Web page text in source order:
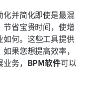
化并简化即使是最混
省宝贵时间，使增
何。这些工具提供
果您想提高效率，
务， BPM软件可以
件
解锁真正的影响